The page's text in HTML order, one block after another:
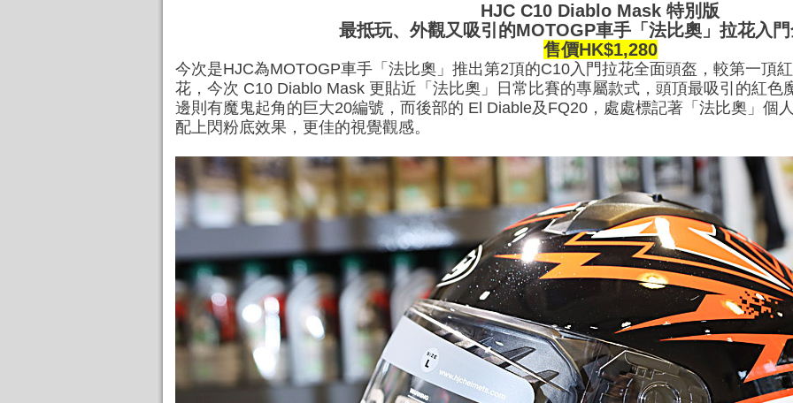
HJC C10 Diablo Mask 特別版
最抵玩、外觀又吸引的MOTOGP車手「法比奧」拉花入
售價HK$1,280
今次是HJC為MOTOGP車手「法比奧」推出第2頂的C10入門拉花全面頭盔，較第一頂
花，今次 C10 Diablo Mask 更貼近「法比奧」日常比賽的專屬款式，頭頂最吸引的紅色
邊則有魔鬼起角的巨大20編號，而後部的 El Diable及FQ20，處處標記著「法比奧」個
配上閃粉底效果，更佳的視覺觀感。